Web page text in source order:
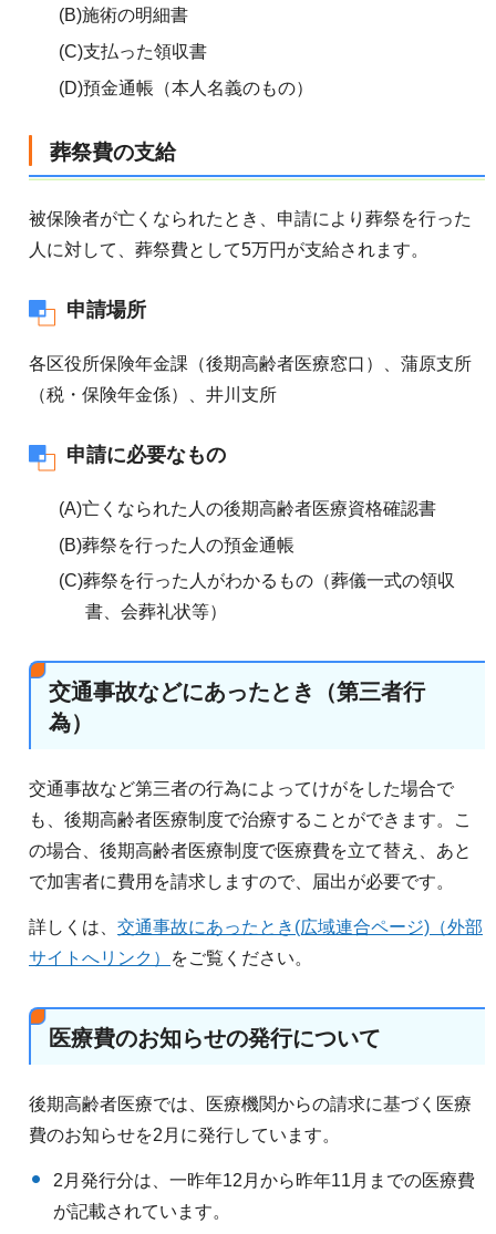
(B)施術の明細書
(C)支払った領収書
(D)預金通帳（本人名義のもの）
葬祭費の支給
被保険者が亡くなられたとき、申請により葬祭を行った
人に対して、葬祭費として5万円が支給されます。
申請場所
各区役所保険年金課（後期高齢者医療窓口）、蒲原支所
（税・保険年金係）、井川支所
申請に必要なもの
(A)亡くなられた人の後期高齢者医療資格確認書
(B)葬祭を行った人の預金通帳
(C)葬祭を行った人がわかるもの（葬儀一式の領収
書、会葬礼状等）
交通事故などにあったとき（第三者行
為）
交通事故など第三者の行為によってけがをした場合で
も、後期高齢者医療制度で治療することができます。こ
の場合、後期高齢者医療制度で医療費を立て替え、あと
で加害者に費用を請求しますので、届出が必要です。
詳しくは、 交通事故にあったとき(広域連合ページ)（外部
サイトへリンク）
をご覧ください。
医療費のお知らせの発行について
後期高齢者医療では、医療機関からの請求に基づく医療
費のお知らせを2月に発行しています。
2月発行分は、一昨年12月から昨年11月までの医療費
が記載されています。